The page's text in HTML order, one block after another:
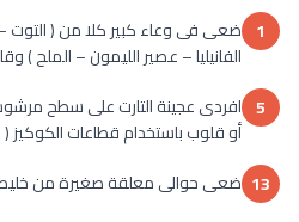
1 ضعى فى وعاء كبير كلا من ( التوت
الفانيليا – عصير الليمون – الملح )
5 افردى عجينة التارت على سطح
أو قلوب باستخدام قطاعات
13 ضعى حوالى معلقة صغيرة من